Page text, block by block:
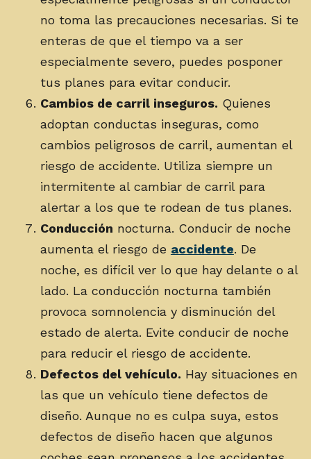
no toma las precauciones necesarias. Si te
enteras de que el tiempo va a ser
especialmente severo, puedes posponer
tus planes para evitar conducir.
Cambios de carril inseguros. Quienes
adoptan conductas inseguras, como
cambios peligrosos de carril, aumentan el
riesgo de accidente. Utiliza siempre un
intermitente al cambiar de carril para
alertar a los que te rodean de tus planes.
Conducción nocturna. Conducir de noche
aumenta el riesgo de accidente. De
noche, es difícil ver lo que hay delante o al
lado. La conducción nocturna también
provoca somnolencia y disminución del
estado de alerta. Evite conducir de noche
para reducir el riesgo de accidente.
Defectos del vehículo. Hay situaciones en
las que un vehículo tiene defectos de
diseño. Aunque no es culpa suya, estos
defectos de diseño hacen que algunos